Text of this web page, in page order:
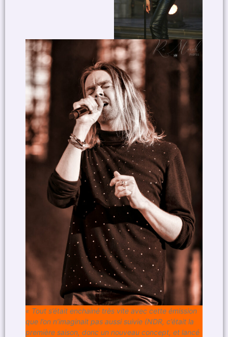
« Tout s’était enchainé très vite avec cette émission
que l’on n’imaginait pas aussi suivie (NDR, c’était la
première saison, donc un nouveau concept, et lancé